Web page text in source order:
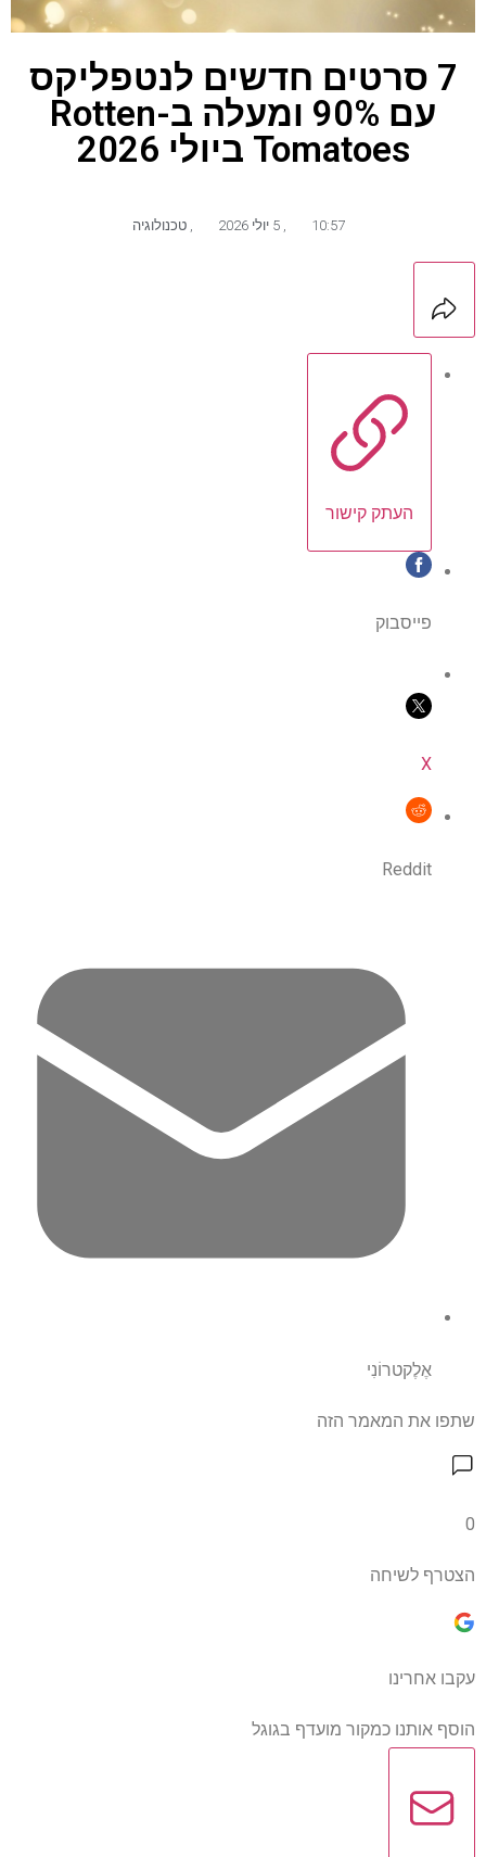
7 סרטים חדשים לנטפליקס
עם 90% ומעלה ב-Rotten
Tomatoes ביולי 2026
10:57 טכנולוגיה
העתק קישור
פייסבוק
X
Reddit
אֶלֶקטרוֹנִי
שתפו את המאמר הזה
0
הצטרף לשיחה
עקבו אחרינו
הוסף אותנו כמקור מועדף בגוגל